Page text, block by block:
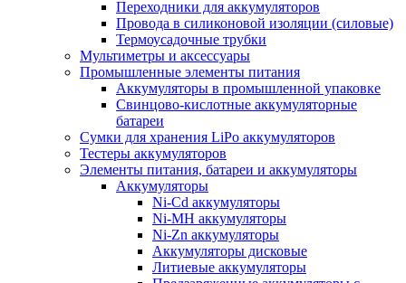
Переходники для аккумуляторов
Провода в силиконовой изоляции (силовые)
Термоусадочные трубки
Мультиметры и аксессуары
Промышленные элементы питания
Аккумуляторы в промышленной упаковке
Свинцово-кислотные аккумуляторные
батареи
Сумки для хранения LiPo аккумуляторов
Тестеры аккумуляторов
Элементы питания, батареи и аккумуляторы
Аккумуляторы
Ni-Cd аккумуляторы
Ni-MH аккумуляторы
Ni-Zn аккумуляторы
Аккумуляторы дисковые
Литиевые аккумуляторы